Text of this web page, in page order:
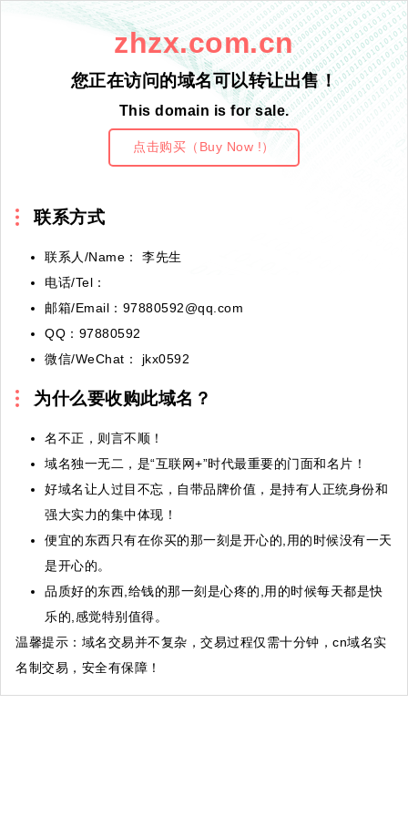
zhzx.com.cn
您正在访问的域名可以转让出售！
This domain is for sale.
点击购买（Buy Now !）
联系方式
联系人/Name： 李先生
电话/Tel：
邮箱/Email：97880592@qq.com
QQ：97880592
微信/WeChat： jkx0592
为什么要收购此域名？
名不正，则言不顺！
域名独一无二，是“互联网+”时代最重要的门面和名片！
好域名让人过目不忘，自带品牌价值，是持有人正统身份和
强大实力的集中体现！
便宜的东西只有在你买的那一刻是开心的,用的时候没有一天
是开心的。
品质好的东西,给钱的那一刻是心疼的,用的时候每天都是快
乐的,感觉特别值得。
温馨提示 ：域名交易并不复杂，交易过程仅需十分钟，cn域名实
名制交易，安全有保障！